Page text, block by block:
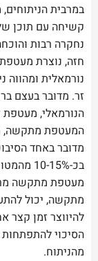
במרבית
קשיחה עם תוכן
נחקרה רבות
חזה, נוצרת
נורמאלית ומהווה
זר. מדובר בעצם
הנורמאלי, מעטפת
המעטפת מתקשה,
מדובר באחד
מעטפת מתקשה
מתקשה, יכול
להיווצר זמן קצר
הסיכוי
מהניתוח.